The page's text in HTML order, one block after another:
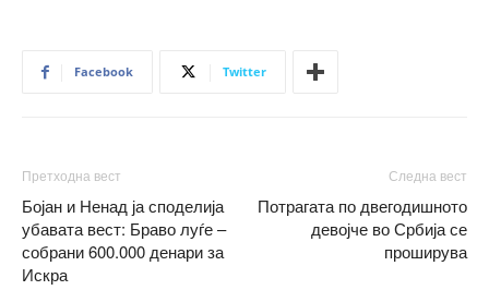
Facebook Twitter
Претходна вест
Бојан и Ненад ја споделија
убавата вест: Браво луѓе –
собрани 600.000 денари за
Искра
Следна вест
Потрагата по двегодишното
девојче во Србија се
проширува